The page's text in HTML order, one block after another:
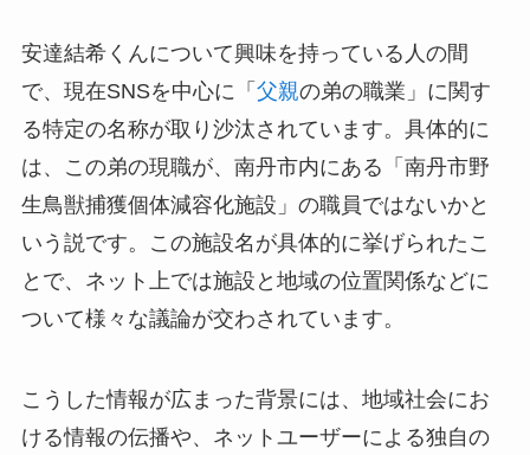
安達結希くんについて興味を持っている人の間
で、現在SNSを中心に「 父親の弟の職業」に関す
る特定の名称が取り沙汰されています。具体的に
は、この弟の現職が、南丹市内にある「南丹市野
生鳥獣捕獲個体減容化施設」の職員ではないかと
いう説です。この施設名が具体的に挙げられたこ
とで、ネット上では施設と地域の位置関係などに
ついて様々な議論が交わされています。
こうした情報が広まった背景には、地域社会にお
ける情報の伝播や、ネットユーザーによる独自の